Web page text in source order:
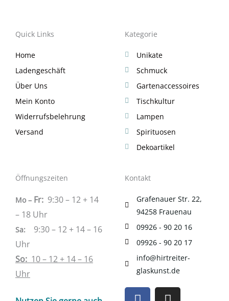
Quick Links
Home
Ladengeschäft
Über Uns
Mein Konto
Widerrufsbelehrung
Versand
Kategorie
Unikate
Schmuck
Gartenaccessoires
Tischkultur
Lampen
Spirituosen
Dekoartikel
Öffnungszeiten
Mo – Fr: 9:30 – 12 + 14
– 18 Uhr
Sa: 9:30 – 12 + 14 – 16
Uhr
So: 10 – 12 + 14 – 16
Uhr
Kontakt
Grafenauer Str. 22,
94258 Frauenau
09926 - 90 20 16
09926 - 90 20 17
info@hirtreiter-
glaskunst.de
F I